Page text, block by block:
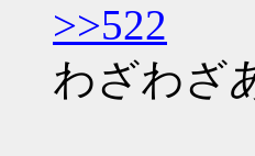
>>522
わざわざ